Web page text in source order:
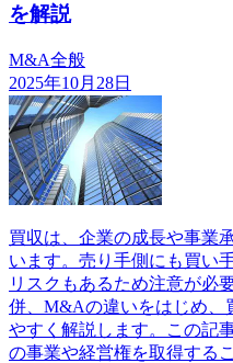
を解説
M&A全般
2025年10月28日
買収は、企業の成長や事業
います。売り手側にも買い
リスクもあるため注意が必
併、M&Aの違いをはじめ、
やすく解説します。この記
の事業や経営権を取得する